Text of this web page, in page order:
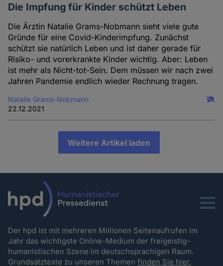
Die Impfung für Kinder schützt Leben
Die Ärztin Natalie Grams-Nobmann sieht viele gute
Gründe für eine Covid-Kinderimpfung. Zunächst
schützt sie natürlich Leben und ist daher gerade für
Risiko- und vorerkrankte Kinder wichtig. Aber: Leben
ist mehr als Nicht-tot-Sein. Dem müssen wir nach zwei
Jahren Pandemie endlich wieder Rechnung tragen.
Natalie Grams-Nobmann
22.12.2021
Weitere Artikel laden
Menu
Der hpd ist mit mehreren Millionen Seitenaufrufen im
Jahr das wichtigste Online-Medium der freigeistig-
humanistischen Szene im deutschsprachigen Raum.
Grundsatztexte zu unseren Themenfinden Sie hier.